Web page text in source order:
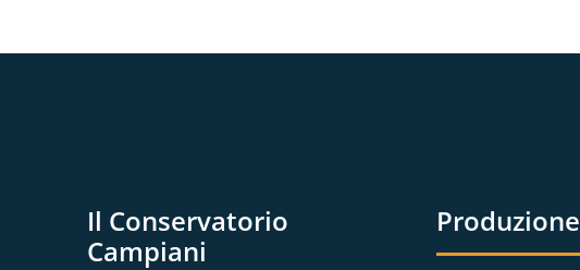
Il Conservatorio
Campiani
Produzione